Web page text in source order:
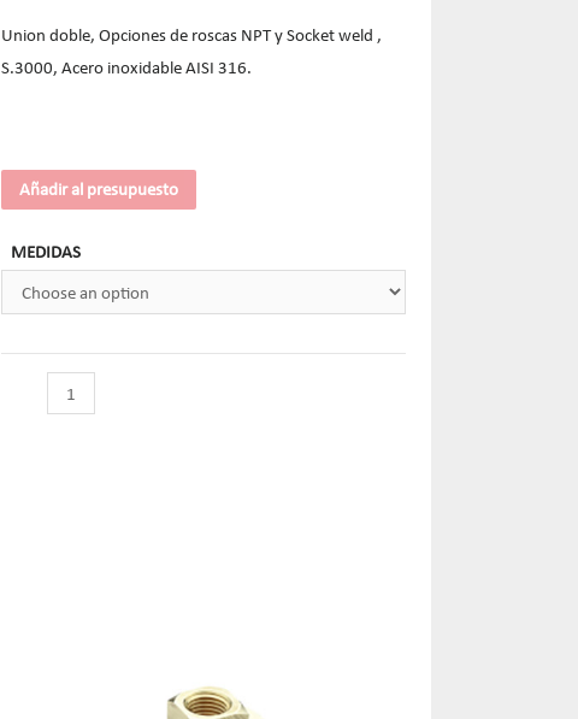
Union doble, Opciones de roscas NPT y Socket weld ,
S.3000, Acero inoxidable AISI 316.
Añadir al presupuesto
MEDIDAS